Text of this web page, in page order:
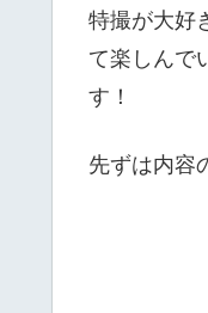
特撮が大
て楽しんで
す！
先ずは内容